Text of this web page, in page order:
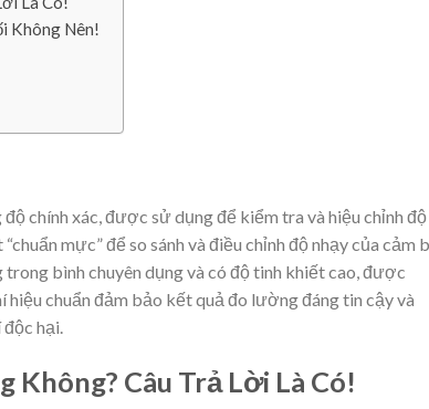
Không Nên!
chính xác, được sử dụng để kiểm tra và hiệu chỉnh độ
mực” để so sánh và điều chỉnh độ nhạy của cảm
bình chuyên dụng và có độ tinh khiết cao, được
chuẩn đảm bảo kết quả đo lường đáng tin cậy và
hại.
Không? Câu Trả Lời Là Có!